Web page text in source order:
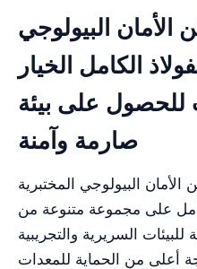
الأمان البيولوجي
الكامل الخيار
للحصول على بيئة
صارمة وآمنة
الأمان البيولوجي المختبرية
على مجموعة متنوعة من
للبيئات السريرية والتجريبية
أعلى من الحماية للمعدات